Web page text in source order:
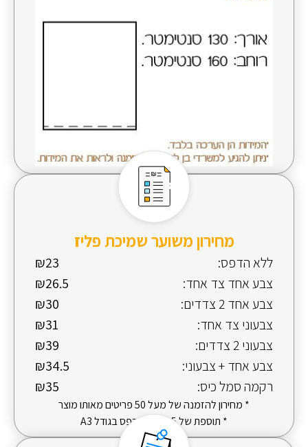
מחירון משוער שמיכת פליז
ללא הדפס:
₪23
צבע אחד צד אחד:
₪26.5
צבע אחד 2 צדדים:
₪30
צבעוני צד אחד:
₪31
צבעוני 2 צדדים:
₪39
צבע אחד + צבעוני:
₪34.5
רקמה סמל כיס:
₪35
* מחירון להזמנה של מעל 50 פריטים מאותו מוצר
* תוספת של 5 ש"ח להדפס בגודל A3